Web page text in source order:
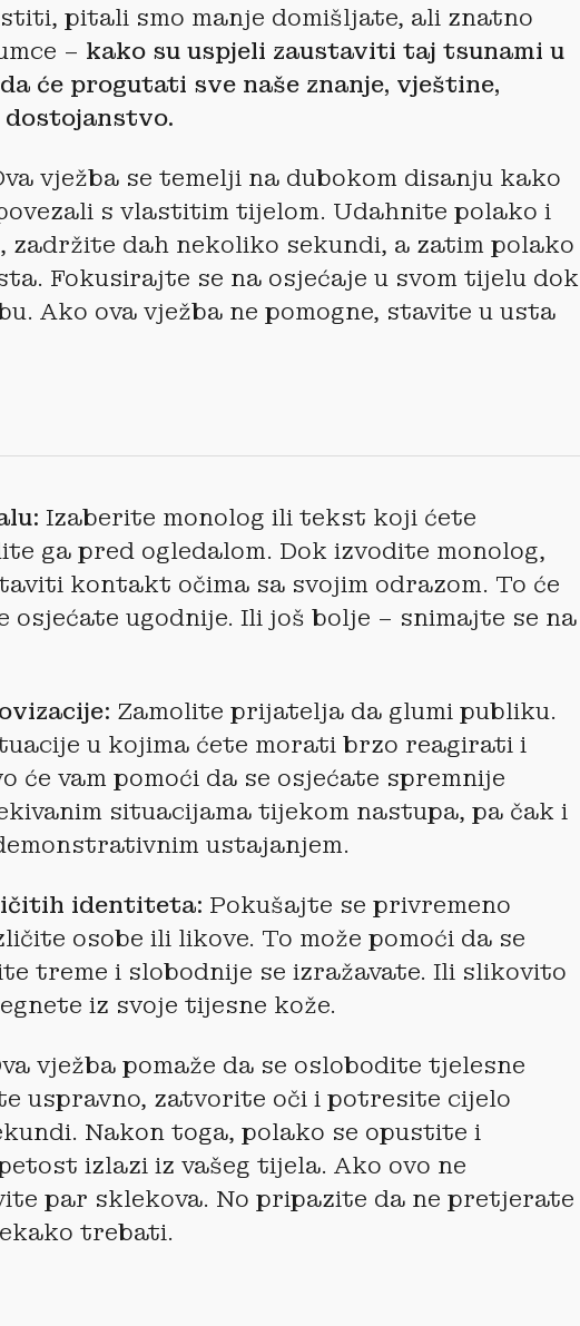
pitali smo manje domišljate, ali znatno
– kako su uspjeli zaustaviti taj tsunami u
će progutati sve naše znanje, vještine,
dostojanstvo.
vježba se temelji na dubokom disanju kako
s vlastitim tijelom. Udahnite polako i
zadržite dah nekoliko sekundi, a zatim polako
Fokusirajte se na osjećaje u svom tijelu dok
Ako ova vježba ne pomogne, stavite u usta
Izaberite monolog ili tekst koji ćete
ga pred ogledalom. Dok izvodite monolog,
kontakt očima sa svojim odrazom. To će
osjećate ugodnije. Ili još bolje – snimajte se na
Zamolite prijatelja da glumi publiku.
u kojima ćete morati brzo reagirati i
će vam pomoći da se osjećate spremnije
situacijama tijekom nastupa, pa čak i
ustajanjem.
identiteta: Pokušajte se privremeno
osobe ili likove. To može pomoći da se
treme i slobodnije se izražavate. Ili slikovito
iz svoje tijesne kože.
vježba pomaže da se oslobodite tjelesne
uspravno, zatvorite oči i potresite cijelo
Nakon toga, polako se opustite i
izlazi iz vašeg tijela. Ako ovo ne
par sklekova. No pripazite da ne pretjerate
trebati.